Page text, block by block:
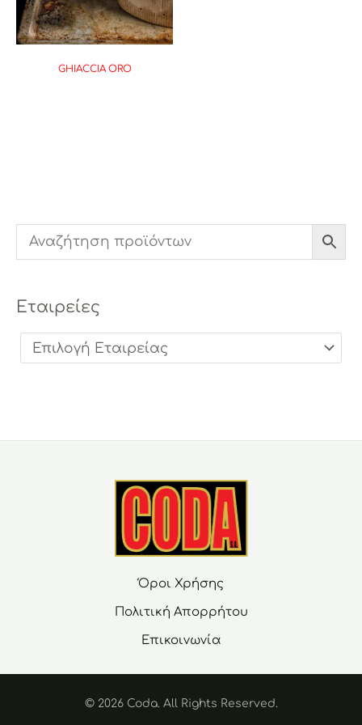
Εταιρείες
GHIACCIA ORO
Όροι Χρήσης
Πολιτική Απορρήτου
Επικοινωνία
© 2026 Coda. Αll Rights Reserved.